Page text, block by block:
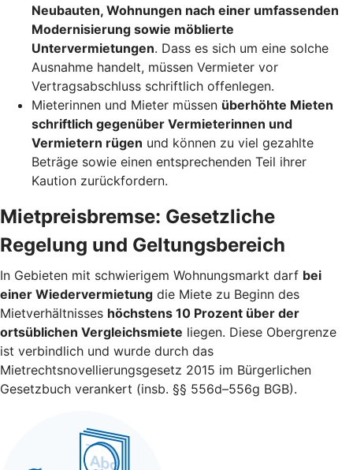
Neubauten, Wohnungen nach einer umfassenden
Modernisierung sowie möblierte
Untervermietungen. Dass es sich um eine solche
Ausnahme handelt, müssen Vermieter vor
Vertragsabschluss schriftlich offenlegen.
Mieterinnen und Mieter müssen überhöhte Mieten
schriftlich gegenüber Vermieterinnen und
Vermietern rügen und können zu viel gezahlte
Beträge sowie einen entsprechenden Teil ihrer
Kaution zurückfordern.
Mietpreisbremse: Gesetzliche
Regelung und Geltungsbereich
In Gebieten mit schwierigem Wohnungsmarkt darf bei
einer Wiedervermietung die Miete zu Beginn des
Mietverhältnisses höchstens 10 Prozent über der
ortsüblichen Vergleichsmiete liegen. Diese Obergrenze
ist verbindlich und wurde durch das
Mietrechtsnovellierungsgesetz 2015 im Bürgerlichen
Gesetzbuch verankert (insb. §§ 556d–556g BGB).